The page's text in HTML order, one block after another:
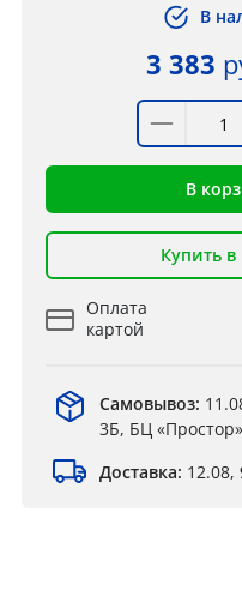
В
3 383
В
Купить в
Оплата
картой
Самовывоз:
3Б, БЦ
Доставка: 12.08,